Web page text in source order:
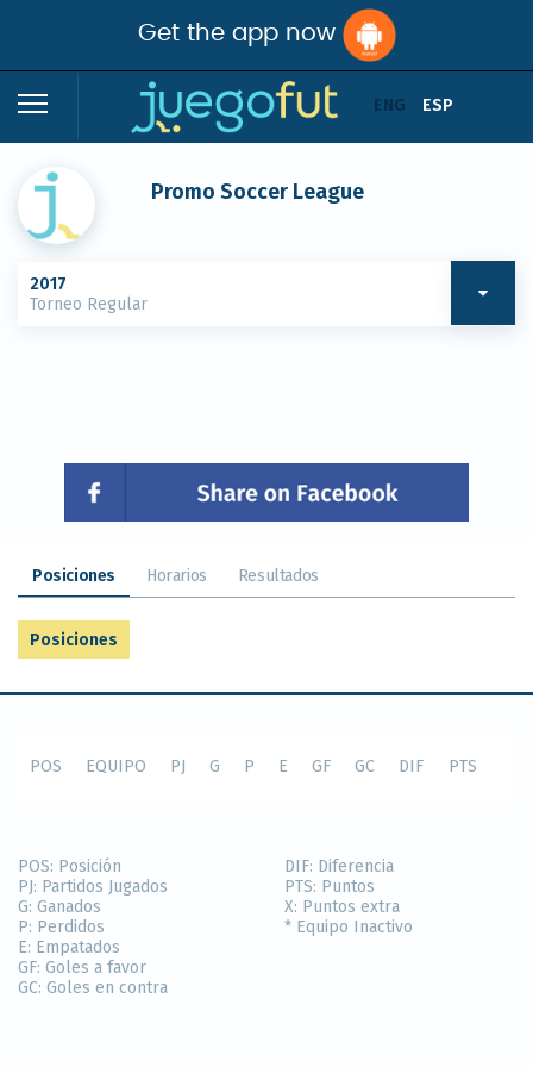
Get the app now
ENG ESP
Promo Soccer League
2017
Torneo Regular
Posiciones Horarios Resultados
Posiciones
POS EQUIPO PJ G P E GF GC DIF PTS
POS: Posición
PJ: Partidos Jugados
G: Ganados
P: Perdidos
E: Empatados
GF: Goles a favor
GC: Goles en contra
DIF: Diferencia
PTS: Puntos
X: Puntos extra
* Equipo Inactivo